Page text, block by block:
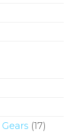
(17)